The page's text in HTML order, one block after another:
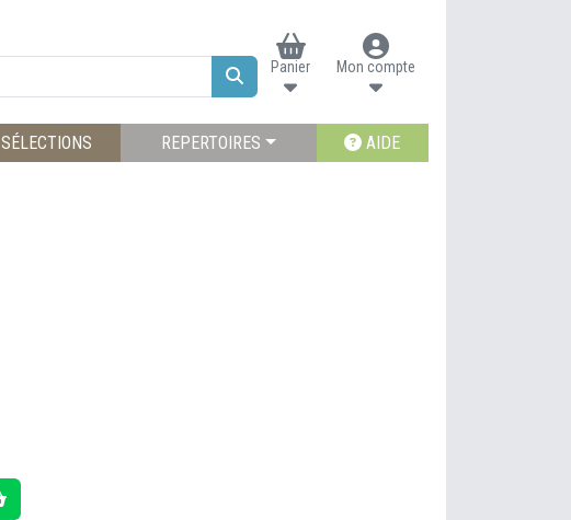
Panier Mon compte
SÉLECTIONS REPERTOIRES AIDE